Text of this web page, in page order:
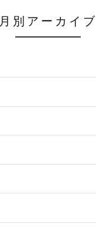
月別アーカイブ